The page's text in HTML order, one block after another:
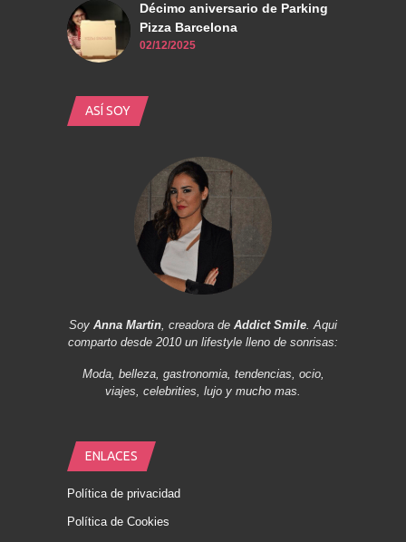
Décimo aniversario de Parking
Pizza Barcelona
02/12/2025
ASÍ SOY
Soy Anna Martin, creadora de Addict Smile. Aqui
comparto desde 2010 un lifestyle lleno de sonrisas:
Moda, belleza, gastronomia, tendencias, ocio,
viajes, celebrities, lujo y mucho mas.
ENLACES
Política de privacidad
Política de Cookies